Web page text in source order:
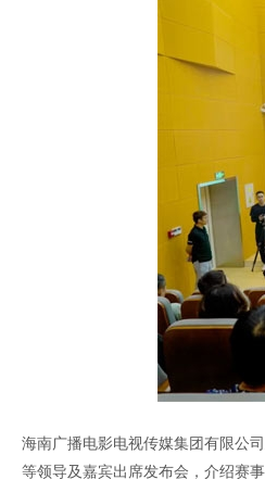
海南广播电影电视传媒集团有限公
等领导及嘉宾出席发布会，介绍赛